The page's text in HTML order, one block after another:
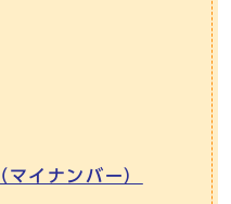
イナンバー）